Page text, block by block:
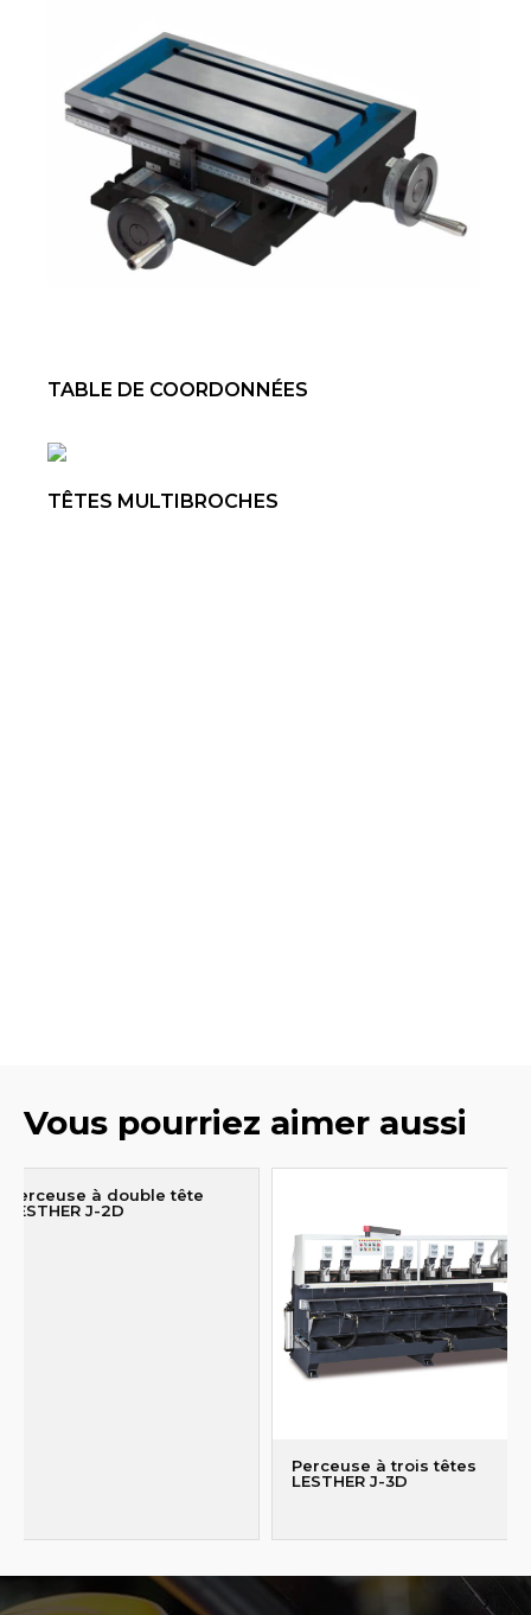
TABLE DE COORDONNÉES
TÊTES MULTIBROCHES
Vous pourriez aimer aussi
Perceuse à double tête
LESTHER J-2D
Perceuse à trois têtes
LESTHER J-3D